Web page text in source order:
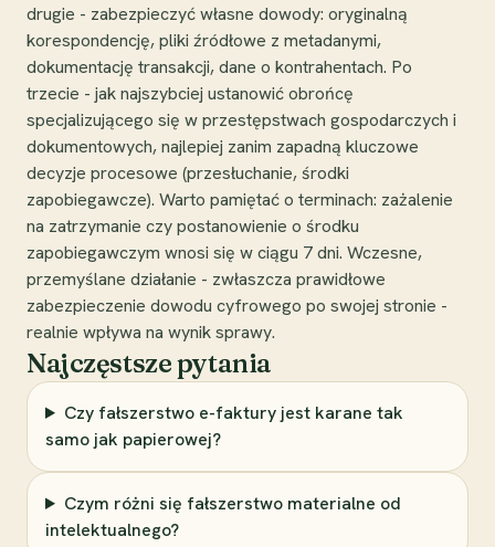
drugie - zabezpieczyć własne dowody: oryginalną
korespondencję, pliki źródłowe z metadanymi,
dokumentację transakcji, dane o kontrahentach. Po
trzecie - jak najszybciej ustanowić obrońcę
specjalizującego się w przestępstwach gospodarczych i
dokumentowych, najlepiej zanim zapadną kluczowe
decyzje procesowe (przesłuchanie, środki
zapobiegawcze). Warto pamiętać o terminach: zażalenie
na zatrzymanie czy postanowienie o środku
zapobiegawczym wnosi się w ciągu 7 dni. Wczesne,
przemyślane działanie - zwłaszcza prawidłowe
zabezpieczenie dowodu cyfrowego po swojej stronie -
realnie wpływa na wynik sprawy.
Najczęstsze pytania
Czy fałszerstwo e-faktury jest karane tak
samo jak papierowej?
Czym różni się fałszerstwo materialne od
intelektualnego?